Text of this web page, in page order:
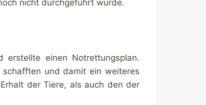
nicht durchgeführt wurde.
erstellte einen Notrettungsplan.
und damit ein weiteres
der Tiere, als auch den der